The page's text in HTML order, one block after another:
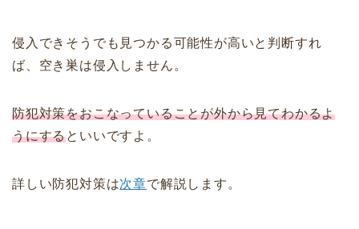
侵入できそうでも見つかる可能性が高いと判断すれ
ば、空き巣は侵入しません。
防犯対策をおこなっていることが外から見てわかるよ
うにするといいですよ。
詳しい防犯対策は次章で解説します。